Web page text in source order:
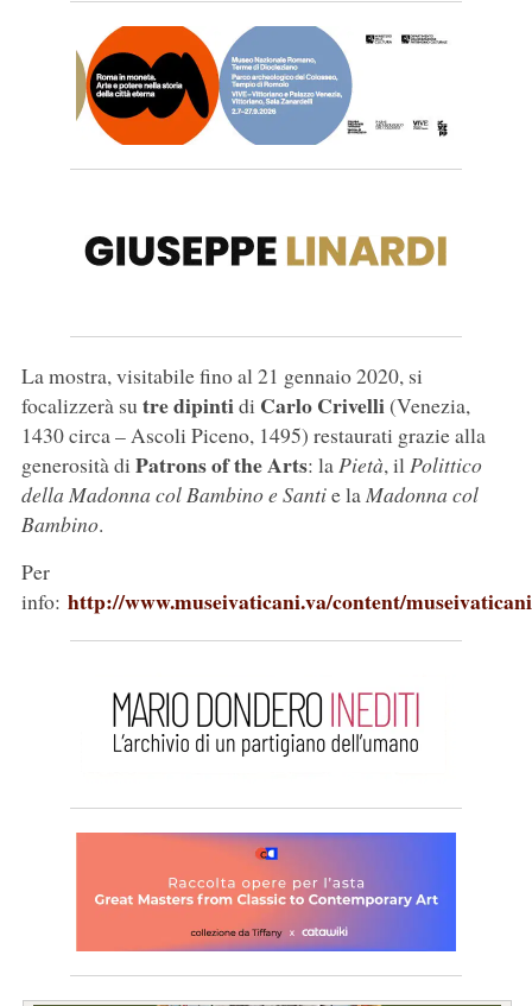
La mostra, visitabile fino al 21 gennaio 2020, si
focalizzerà sutre dipintidi Carlo Crivelli(Venezia,
1430 circa – Ascoli Piceno, 1495) restaurati grazie alla
generosità di Patrons of the Arts: laPietà, ilPolittico
della Madonna col Bambino e Santie laMadonna col
Bambino.
Per
info: http://www.museivaticani.va/content/